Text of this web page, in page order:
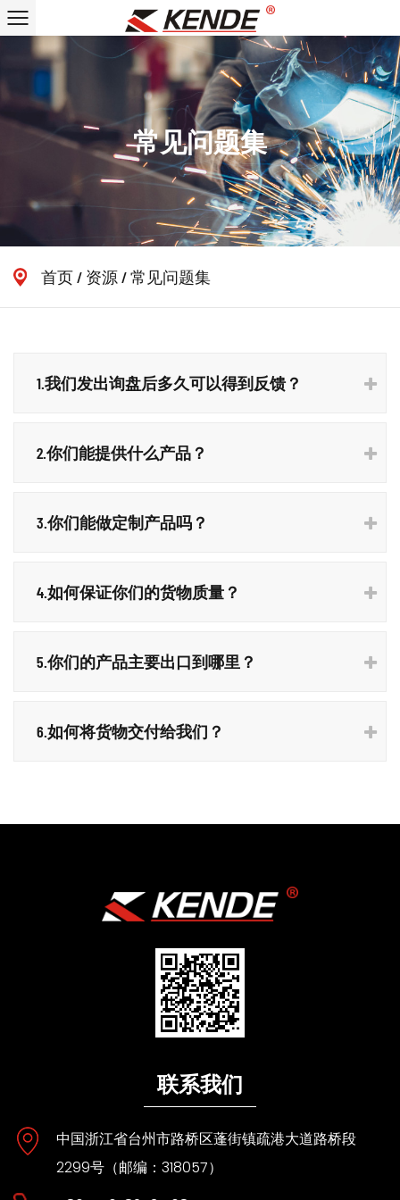
常见问题集
首页/ 资源/常见问题集
1.我们发出询盘后多久可以得到反馈？
2.你们能提供什么产品？
3.你们能做定制产品吗？
4.如何保证你们的货物质量？
5.你们的产品主要出口到哪里？
6.如何将货物交付给我们？
联系我们
中国浙江省台州市路桥区蓬街镇疏港大道路桥段
2299号（邮编：318057）